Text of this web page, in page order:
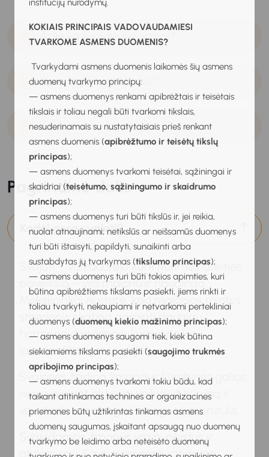
institucijų nurodymų.
KOKIAIS PRINCIPAIS VADOVAUDAMIESI
TVARKOME ASMENS DUOMENIS?
Tvarkydami asmens duomenis laikomės šių asmens
duomenų tvarkymo principų:
— asmens duomenys renkami apibrėžtais ir teisėtais
tikslais ir toliau negali būti tvarkomi tikslais,
nesuderinamais su nustatytaisiais prieš renkant
asmens duomenis (apibrėžtumo ir teisėtų tikslų
principas);
— asmens duomenys tvarkomi teisėtai, sąžiningai ir
skaidriai (teisėtumo, sąžiningumo ir skaidrumo
principas);
— asmens duomenys turi būti tikslūs ir, jei reikia,
nuolat atnaujinami; netikslūs ar neišsamūs duomenys
turi būti ištaisyti, papildyti, sunaikinti arba
sustabdytas jų tvarkymas (tikslumo principas);
— asmens duomenys turi būti tokios apimties, kuri
būtina apibrėžtiems tikslams pasiekti, jiems rinkti ir
toliau tvarkyti, nekaupiami ir netvarkomi pertekliniai
duomenys (duomenų kiekio mažinimo principas);
— asmens duomenys saugomi tiek, kiek būtina
siekiamiems tikslams pasiekti (saugojimo trukmės
apribojimo principas);
— asmens duomenys tvarkomi tokiu būdu, kad
taikant atitinkamas technines ar organizacines
priemones būtų užtikrintas tinkamas asmens
duomenų saugumas, įskaitant apsaugą nuo duomenų
tvarkymo be leidimo arba neteisėto duomenų
Apie ką svajoja šie vaikai?
Apie ką svajoja Mukis?
Kada ir apie ką svajoji tu?
Pagrindinė dalis
Kodėl gera svajoti?
Svajoti – vaizduotėje kurti norimos ateities
paveikslą – yra malonu ir naudinga.
Mokslininkai nustatė, kad malonios mintys
smegenis skatina gaminti daugiau
hormono dopamino, kuris suteikia
laimės, džiaugsmo pojūtį.
Svajonės žadina žmogaus kūrybines galias,
nes svajojant aktyviai veikia už kūrybą ir
vaizduotę atsakingas smegenų pusrutulis.
Svajodamas žmogus yra nuoširdus ir
atviras sau. Savo svajonėse randame